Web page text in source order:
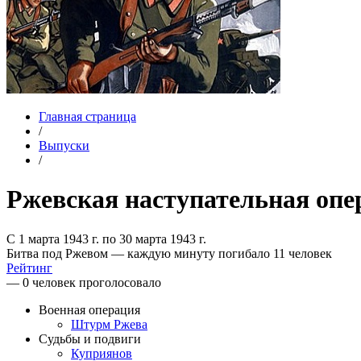
Главная страница
/
Выпуски
/
Ржевская наступательная
С 1 марта 1943 г. по 30 марта 1943 г.
Битва под Ржевом — каждую минуту погибало 11 человек
Рейтинг
— 0 человек проголосовало
Военная операция
Штурм Ржева
Судьбы и подвиги
Куприянов